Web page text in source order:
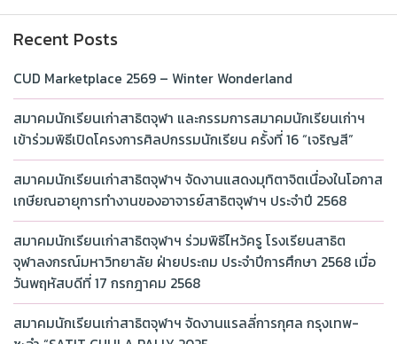
Recent Posts
CUD Marketplace 2569 – Winter Wonderland
สมาคมนักเรียนเก่าสาธิตจุฬา และกรรมการสมาคมนักเรียนเก่าฯ
เข้าร่วมพิธีเปิดโครงการศิลปกรรมนักเรียน ครั้งที่ 16 “เจริญสี”
สมาคมนักเรียนเก่าสาธิตจุฬาฯ จัดงานแสดงมุทิตาจิตเนื่องในโอกาส
เกษียณอายุการทำงานของอาจารย์สาธิตจุฬาฯ ประจำปี 2568
สมาคมนักเรียนเก่าสาธิตจุฬาฯ ร่วมพิธีไหว้ครู โรงเรียนสาธิต
จุฬาลงกรณ์มหาวิทยาลัย ฝ่ายประถม ประจำปีการศึกษา 2568 เมื่อ
วันพฤหัสบดีที่ 17 กรกฎาคม 2568
สมาคมนักเรียนเก่าสาธิตจุฬาฯ จัดงานแรลลี่การกุศล กรุงเทพ-